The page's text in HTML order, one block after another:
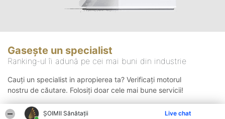
ŞOIMII Sănătații Live chat
Gasește un specialist
Ranking-ul îi adună pe cei mai buni din industrie
Cauți un specialist in apropierea ta? Verificați motorul
nostru de căutare. Folosiți doar cele mai bune servicii!